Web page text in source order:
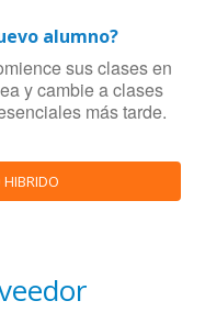
alumno?
sus clases en
y cambie a clases
más tarde.